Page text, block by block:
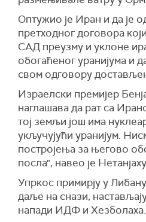
Оптужио је Иран и да је
претходног договора
САД преузму и уклоне
обогаћеног уранијума и
свом одговору
Израелски премијер
наглашава да рат са
тој земљи још има
укључујући уранијум.
постројења за његово
посла", навео је
Упркос примирју у
даље на снази,
напади ИДФ и Хезболаха.